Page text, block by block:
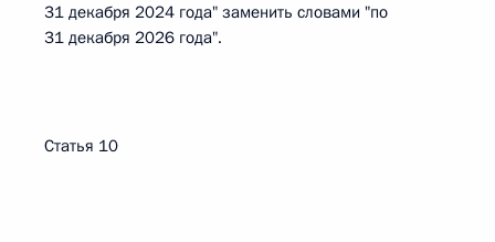
31 декабря 2024 года" заменить словами "по
31 декабря 2026 года".
Статья 10